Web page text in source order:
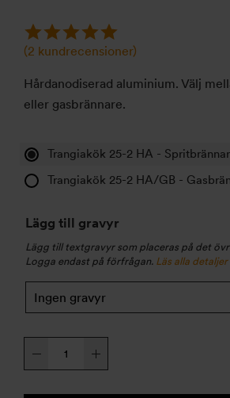
(2 kundrecensioner)
Hårdanodiserad aluminium. Välj
eller gasbrännare.
Trangiakök 25-2 HA -
Trangiakök 25-2 HA/GB -
Lägg till gravyr
Lägg till textgravyr som placeras på det
Logga endast på förfrågan. Läs alla detaljer
Trangiakök
25-